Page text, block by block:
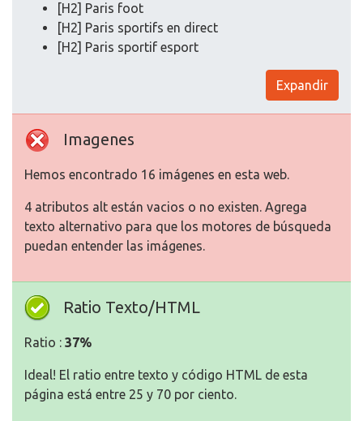
[H2] Paris foot
[H2] Paris sportifs en direct
[H2] Paris sportif esport
Expandir
Imagenes
Hemos encontrado 16 imágenes en esta web.
4 atributos alt están vacios o no existen. Agrega
texto alternativo para que los motores de búsqueda
puedan entender las imágenes.
Ratio Texto/HTML
Ratio : 37%
Ideal! El ratio entre texto y código HTML de esta
página está entre 25 y 70 por ciento.